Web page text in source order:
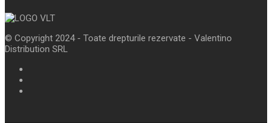
© Copyright 2024 - Toate drepturile rezervate - Valentino
Distribution SRL